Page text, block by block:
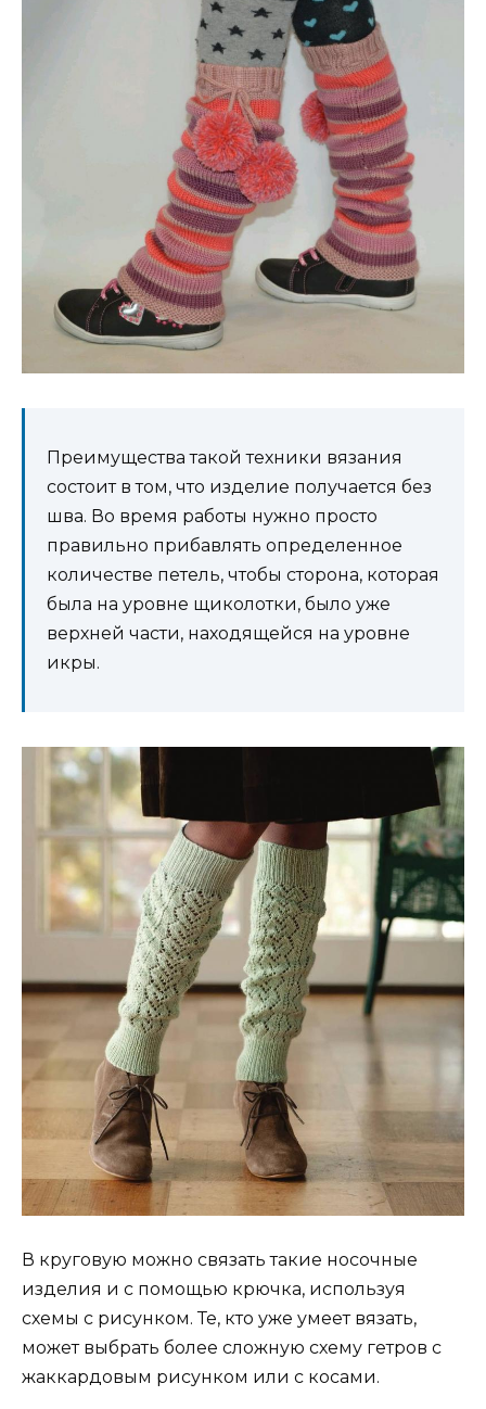
Преимущества такой техники вязания
состоит в том, что изделие получается без
шва. Во время работы нужно просто
правильно прибавлять определенное
количестве петель, чтобы сторона, которая
была на уровне щиколотки, было уже
верхней части, находящейся на уровне
икры.
В круговую можно связать такие носочные
изделия и с помощью крючка, используя
схемы с рисунком. Те, кто уже умеет вязать,
может выбрать более сложную схему гетров с
жаккардовым рисунком или с косами.